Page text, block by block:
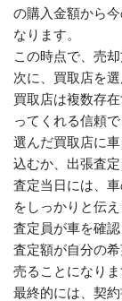
の購入金額から
なります。
この時点で、売
次に、買取店を
買取店は複数存
ってくれる信頼
選んだ買取店に
込むか、出張査定
査定当日には、
をしっかりと伝
査定員が車を確
査定額が自分の
売ることになりま
最終的には、契